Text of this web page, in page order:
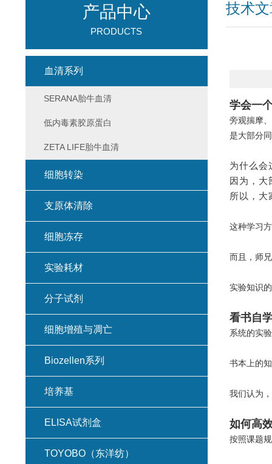
技术
学会一
旁观揣摩
是大部分
为什么会
因为，大
所以，大
这种学习
而且，师
实验知识
看书自
系统的实
书本上的
我们认为
如何高
按照课题
产品中心
PRODUCTS
血清系列
SERANA胎牛血清
低内毒素胶原蛋白
ZETA LIFE胎牛血清
细胞转染
支原体清除
细胞冻存
实验耗材
分子试剂
细胞增殖与凋亡
Biozellen系列
培养基
ELISA试剂盒
TOYOBO（东洋纺）